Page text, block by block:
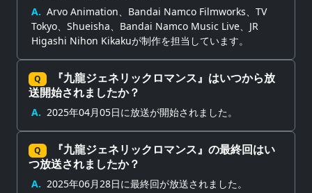
A. Arvo Animation、Bandai Namco Filmworks、TV
Tokyo、Shueisha、Bandai Namco Music Live、JR
Higashi Nihon Kikakuが制作を担当しています。
Q
『九龍ジェネリックロマンス』はいつから放
送開始されましたか？
A. 2025年04月05日に放送が開始されました。
Q
『九龍ジェネリックロマンス』の最終回はい
つ放送されましたか？
A. 2025年06月28日に最終回が放送されました。